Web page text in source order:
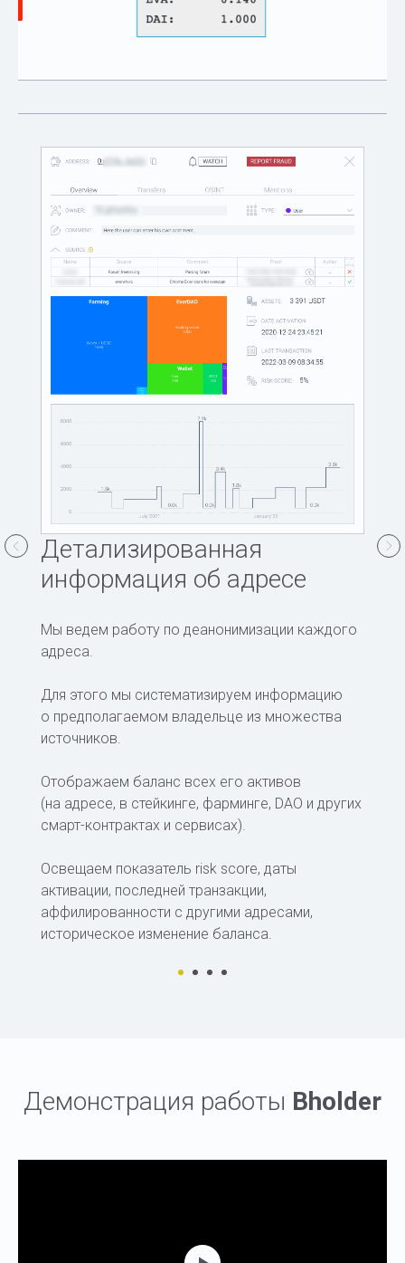
Детализированная
информация об адресе
Мы ведем работу по деанонимизации каждого
адреса.
Для этого мы систематизируем информацию
о предполагаемом владельце из множества
источников.
Отображаем баланс всех его активов
(на адресе, в стейкинге, фарминге, DAO и других
смарт-контрактах и сервисах).
Освещаем показатель risk score, даты
активации, последней транзакции,
аффилированности с другими адресами,
историческое изменение баланса.
Демонстрация работы Bholder